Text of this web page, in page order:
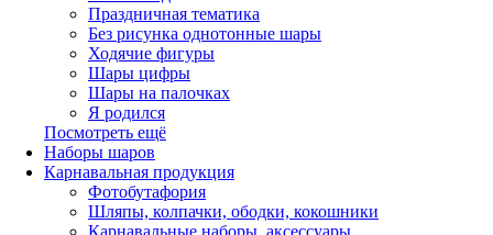
Праздничная тематика
Без рисунка однотонные шары
Ходячие фигуры
Шары цифры
Шары на палочках
Я родился
Посмотреть ещё
Наборы шаров
Карнавальная продукция
Фотобутафория
Шляпы, колпачки, ободки, кокошники
Карнавальные наборы, аксессуары